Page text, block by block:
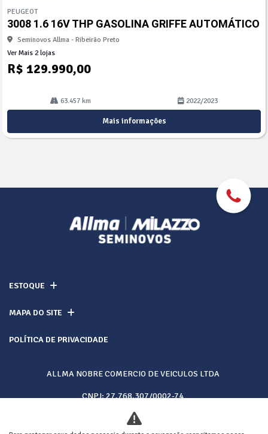
arti
lhe
PEUGEOT
3008 1.6 16V THP GASOLINA GRIFFE AUTOMÁTICO
Seminovos Allma - Ribeirão Preto
Ver Mais 2 lojas
R$ 129.990,00
63.457 km 2022/2023
Mais informações
ESTOQUE
MAPA DO SITE
POLÍTICA DE PRIVACIDADE
ALLMA NOBRE COMERCIO DE VEICULOS LTDA
CNPJ: 27.768.307/0002-74